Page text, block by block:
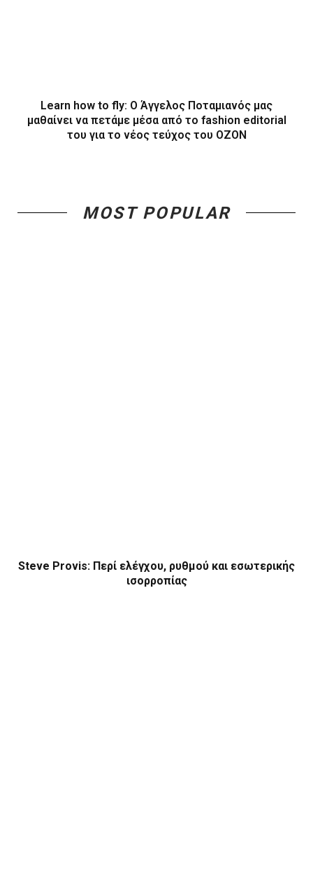
Learn how to fly: O Άγγελος Ποταμιανός μας
μαθαίνει να πετάμε μέσα από το fashion editorial
του για το νέος τεύχος του ΟΖΟΝ
MOST POPULAR
Steve Provis: Περί ελέγχου, ρυθμού και εσωτερικής
ισορροπίας